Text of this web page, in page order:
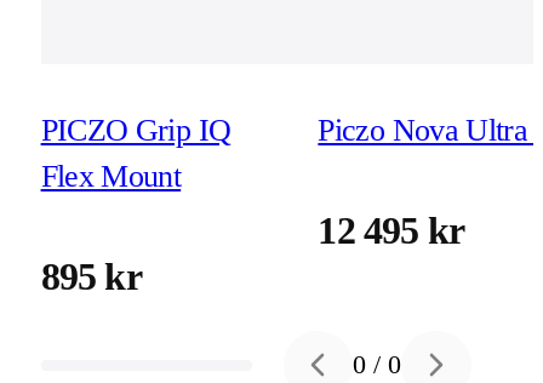
PICZO Grip IQ
Flex Mount
895 kr
Piczo Nova Ultra
12 495 kr
Previous slide
0 /0 Next slide